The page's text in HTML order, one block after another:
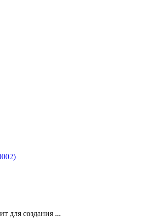
для создания ...